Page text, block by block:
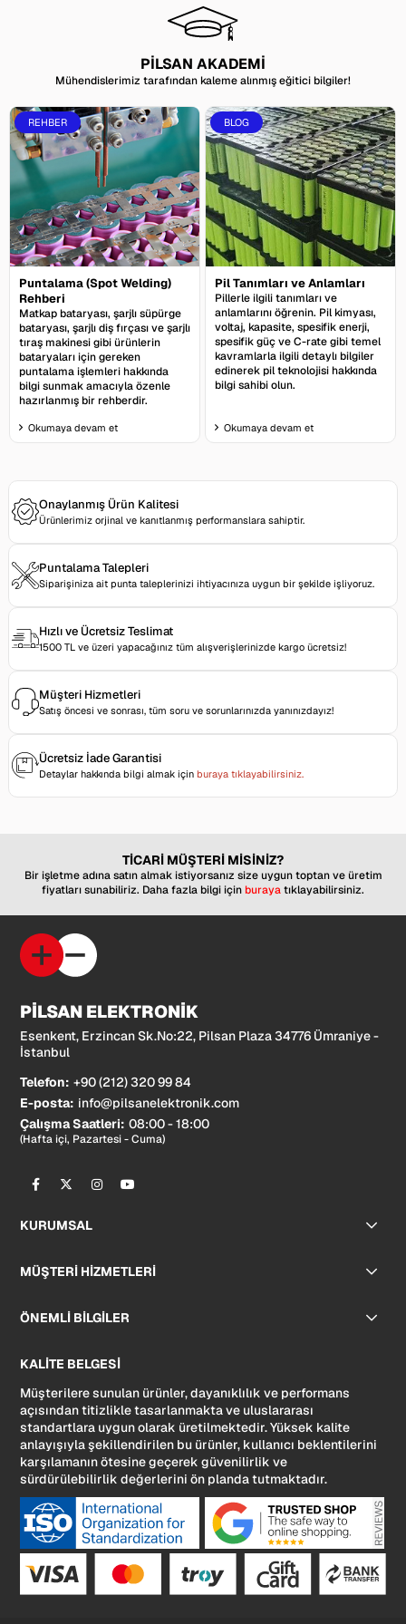
PİLSAN AKADEMİ
Mühendislerimiz tarafından kaleme alınmış eğitici bilgiler!
REHBER
Puntalama (Spot Welding)
Rehberi
Matkap bataryası, şarjlı süpürge
bataryası, şarjlı diş fırçası ve şarjlı
tıraş makinesi gibi ürünlerin
bataryaları için gereken
puntalama işlemleri hakkında
bilgi sunmak amacıyla özenle
hazırlanmış bir rehberdir.
Okumaya devam et
BLOG
Pil Tanımları ve Anlamları
Pillerle ilgili tanımları ve
anlamlarını öğrenin. Pil kimyası,
voltaj, kapasite, spesifik enerji,
spesifik güç ve C-rate gibi temel
kavramlarla ilgili detaylı bilgiler
edinerek pil teknolojisi hakkında
bilgi sahibi olun.
Okumaya devam et
Onaylanmış Ürün Kalitesi
Ürünlerimiz orjinal ve kanıtlanmış performanslara sahiptir.
Puntalama Talepleri
Siparişiniza ait punta taleplerinizi ihtiyacınıza uygun bir şekilde işliyoruz.
Hızlı ve Ücretsiz Teslimat
1500 TL ve üzeri yapacağınız tüm alışverişlerinizde kargo ücretsiz!
Müşteri Hizmetleri
Satış öncesi ve sonrası, tüm soru ve sorunlarınızda yanınızdayız!
Ücretsiz İade Garantisi
Detaylar hakkında bilgi almak için buraya tıklayabilirsiniz.
TİCARİ MÜŞTERİ MİSİNİZ?
Bir işletme adına satın almak istiyorsanız size uygun toptan ve üretim
fiyatları sunabiliriz. Daha fazla bilgi için burayatıklayabilirsiniz.
PİLSAN ELEKTRONİK
Esenkent, Erzincan Sk.No:22, Pilsan Plaza 34776 Ümraniye -
İstanbul
Telefon: +90 (212) 320 99 84
E-posta: info@pilsanelektronik.com
Çalışma Saatleri: 08:00 - 18:00
(Hafta içi, Pazartesi - Cuma)
KURUMSAL
MÜŞTERİ HİZMETLERİ
ÖNEMLİ BİLGİLER
KALİTE BELGESİ
Müşterilere sunulan ürünler, dayanıklılık ve performans
açısından titizlikle tasarlanmakta ve uluslararası
standartlara uygun olarak üretilmektedir. Yüksek kalite
anlayışıyla şekillendirilen bu ürünler, kullanıcı beklentilerini
karşılamanın ötesine geçerek güvenilirlik ve
sürdürülebilirlik değerlerini ön planda tutmaktadır.